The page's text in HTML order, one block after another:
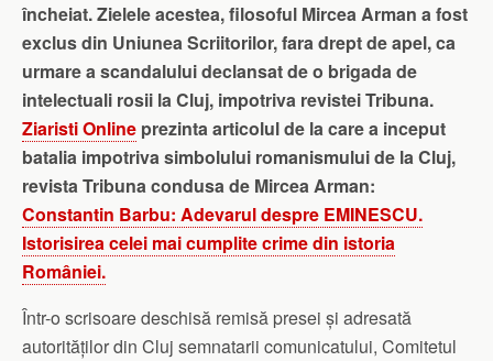
încheiat. Zielele acestea, filosoful Mircea Arman a fost
exclus din Uniunea Scriitorilor, fara drept de apel, ca
urmare a scandalului declansat de o brigada de
intelectuali rosii la Cluj, impotriva revistei Tribuna.
Ziaristi Online prezinta articolul de la care a inceput
batalia impotriva simbolului romanismului de la Cluj,
revista Tribuna condusa de Mircea Arman:
Constantin Barbu: Adevarul despre EMINESCU.
Istorisirea celei mai cumplite crime din istoria
României.
Într-o scrisoare deschisă remisă presei și adresată
autorităților din Cluj semnatarii comunicatului, Comitetul